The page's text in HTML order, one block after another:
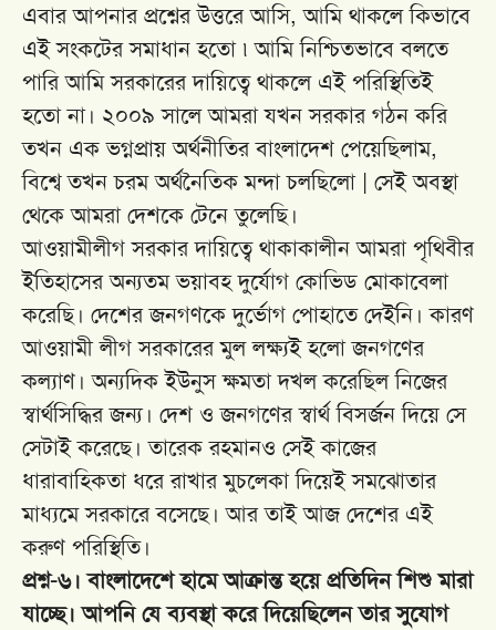
এবার আপনার প্রশ্নের উত্তরে আসি, আমি থাকলে কিভাবে
এই সংকটের সমাধান হতো ৷ আমি নিশ্চিতভাবে বলতে
পারি আমি সরকারের দায়িত্বে থাকলে এই পরিস্থিতিই
হতো না। ২০০৯ সালে আমরা যখন সরকার গঠন করি
তখন এক ভগ্নপ্রায় অর্থনীতির বাংলাদেশ পেয়েছিলাম,
বিশ্বে তখন চরম অর্থনৈতিক মন্দা চলছিলো | সেই অবস্থা
থেকে আমরা দেশকে টেনে তুলেছি।
আওয়ামীলীগ সরকার দায়িত্বে থাকাকালীন আমরা পৃথিবীর
ইতিহাসের অন্যতম ভয়াবহ দুর্যোগ কোভিড মোকাবেলা
করেছি। দেশের জনগণকে দুর্ভোগ পোহাতে দেইনি। কারণ
আওয়ামী লীগ সরকারের মুল লক্ষ্যই হলো জনগণের
কল্যাণ। অন্যদিক ইউনুস ক্ষমতা দখল করেছিল নিজের
স্বার্থসিদ্ধির জন্য। দেশ ও জনগণের স্বার্থ বিসর্জন দিয়ে সে
সেটাই করেছে। তারেক রহমানও সেই কাজের
ধারাবাহিকতা ধরে রাখার মুচলেকা দিয়েই সমঝোতার
মাধ্যমে সরকারে বসেছে। আর তাই আজ দেশের এই
করুণ পরিস্থিতি।
প্রশ্ন-৬। বাংলাদেশে হামে আক্রান্ত হয়ে প্রতিদিন শিশু মারা
যাচ্ছে। আপনি যে ব্যবস্থা করে দিয়েছিলেন তার সুযোগ